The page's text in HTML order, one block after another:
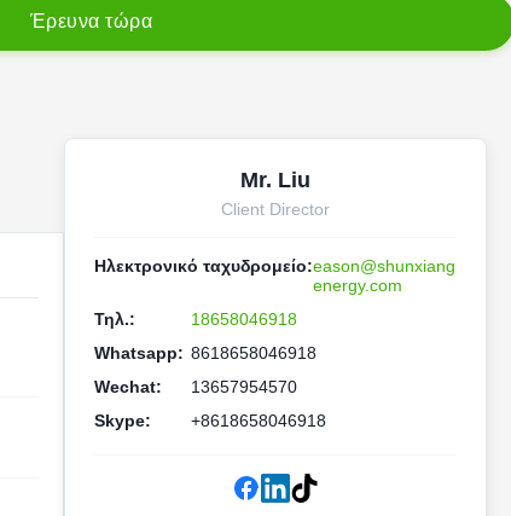
Έρευνα τώρα
Mr. Liu
Client Director
Ηλεκτρονικό ταχυδρομείο:eason@shunxiang
energy.com
Τηλ.:
18658046918
Whatsapp: 8618658046918
Wechat:
13657954570
Skype:
+8618658046918